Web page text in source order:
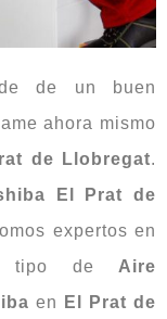
de un buen
ahora mismo
de Llobregat.
El Prat de
expertos en
tipo de Aire
en
El Prat de